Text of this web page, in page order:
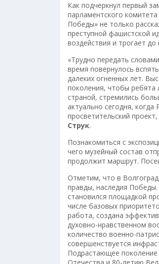
Как подчеркнул первый
парламентского
Победы» не только
преступной фашистской
воздействия и трогает до
«Трудно передать
время повернулось
далеких огненных лет.
поколения, чтобы ребята
страной, стремились
актуально сегодня,
просветительский
Струк.
Познакомиться с
чего музейный состав
продолжит маршрут.
Отметим, что в
правды, наследия
становился площадкой
числе базовых
работа, создана
духовно-нравственном
количество военно-
совершенствуется
Подрастающее поколение